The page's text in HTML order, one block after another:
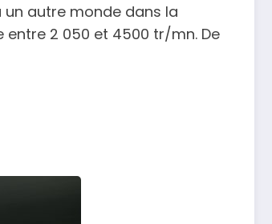
un autre monde dans la
entre 2 050 et 4500 tr/mn. De